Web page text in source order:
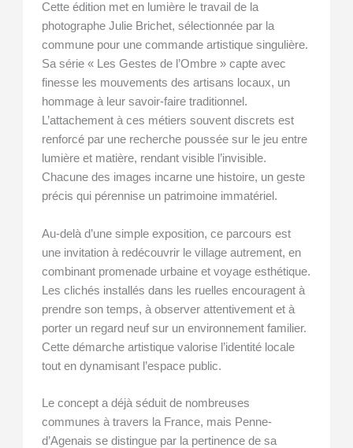
Cette édition met en lumière le travail de la
photographe Julie Brichet, sélectionnée par la
commune pour une commande artistique singulière.
Sa série « Les Gestes de l’Ombre » capte avec
finesse les mouvements des artisans locaux, un
hommage à leur savoir-faire traditionnel.
L’attachement à ces métiers souvent discrets est
renforcé par une recherche poussée sur le jeu entre
lumière et matière, rendant visible l’invisible.
Chacune des images incarne une histoire, un geste
précis qui pérennise un patrimoine immatériel.
Au-delà d’une simple exposition, ce parcours est
une invitation à redécouvrir le village autrement, en
combinant promenade urbaine et voyage esthétique.
Les clichés installés dans les ruelles encouragent à
prendre son temps, à observer attentivement et à
porter un regard neuf sur un environnement familier.
Cette démarche artistique valorise l’identité locale
tout en dynamisant l’espace public.
Le concept a déjà séduit de nombreuses
communes à travers la France, mais Penne-
d’Agenais se distingue par la pertinence de sa